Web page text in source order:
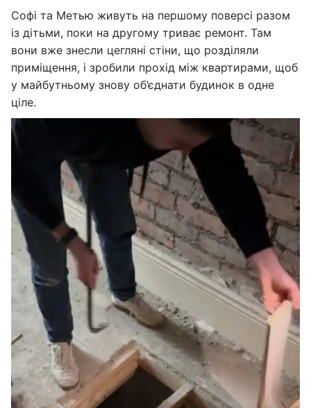
Софі та Метью живуть на першому поверсі разом
із дітьми, поки на другому триває ремонт. Там
вони вже знесли цегляні стіни, що розділяли
приміщення, і зробили прохід між квартирами, щоб
у майбутньому знову об’єднати будинок в одне
ціле.